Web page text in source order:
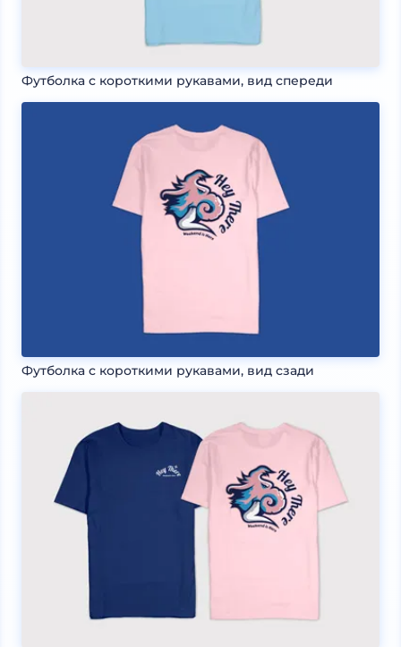
Футболка с короткими рукавами, вид спереди
Футболка с короткими рукавами, вид сзади